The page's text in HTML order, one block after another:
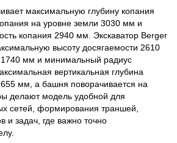
максимальную глубину копания
на уровне земли 3030 мм и
копания 2940 мм. Экскаватор Berger
высоту досягаемости 2610
1740 мм и минимальный радиус
вертикальная глубина
мм, а башня поворачивается на
делают модель удобной для
сетей, формирования траншей,
и задач, где важно точно